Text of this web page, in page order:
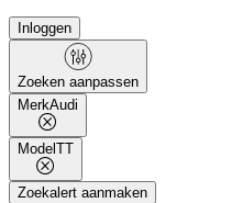
Inloggen
Zoeken aanpassen
MerkAudi
Model TT
Zoekalert aanmaken